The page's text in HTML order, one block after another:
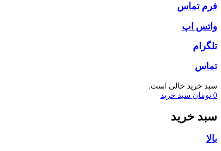
فرم تماس
واتس اپ
تلگرام
تماس
سبد خرید خالی است.
0 تومان سبد خرید
سبد خرید
بالا